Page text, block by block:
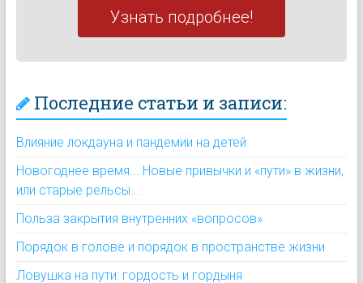
Узнать подробнее!
Последние статьи и записи:
Влияние локдауна и пандемии на детей
Новогоднее время... Новые привычки и «пути» в жизни,
или старые рельсы...
Польза закрытия внутренних «вопросов»
Порядок в голове и порядок в пространстве жизни
Ловушка на пути: гордость и гордыня